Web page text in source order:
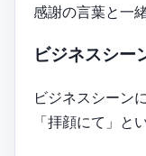
感謝の言葉と一
ビジネスシー
ビジネスシーン
「拝顔にて」と